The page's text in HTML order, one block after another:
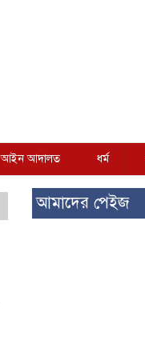
আইন আদালত ধর্ম
আমাদের পেইজ